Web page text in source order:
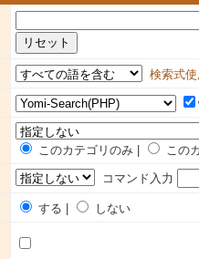
検索式
このカテゴリのみ |
この
コマンド入力
する |
しない